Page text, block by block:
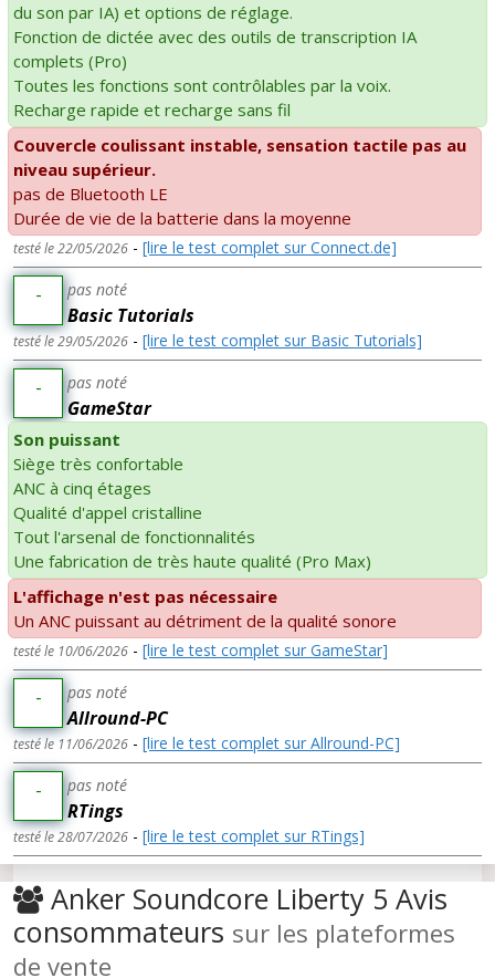
du son par IA) et options de réglage.
Fonction de dictée avec des outils de transcription IA
complets (Pro)
Toutes les fonctions sont contrôlables par la voix.
Recharge rapide et recharge sans fil
Couvercle coulissant instable, sensation tactile pas au
niveau supérieur.
pas de Bluetooth LE
Durée de vie de la batterie dans la moyenne
testé le 22/05/2026 - [lire le test complet sur Connect.de]
- pas noté
Basic Tutorials
testé le 29/05/2026 - [lire le test complet sur Basic Tutorials]
- pas noté
GameStar
Son puissant
Siège très confortable
ANC à cinq étages
Qualité d'appel cristalline
Tout l'arsenal de fonctionnalités
Une fabrication de très haute qualité (Pro Max)
L'affichage n'est pas nécessaire
Un ANC puissant au détriment de la qualité sonore
testé le 10/06/2026 - [lire le test complet sur GameStar]
- pas noté
Allround-PC
testé le 11/06/2026 - [lire le test complet sur Allround-PC]
- pas noté
RTings
testé le 28/07/2026 - [lire le test complet sur RTings]
Anker Soundcore Liberty 5 Avis
consommateurs sur les plateformes
de vente